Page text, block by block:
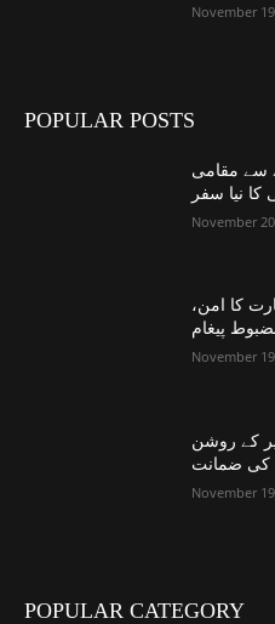
November
POPULAR POSTS
سے مقامی
نیا سفر
November
کا امن،
پیغام
November
کے روشن
کی ضمانت
November
POPULAR CATEGORY